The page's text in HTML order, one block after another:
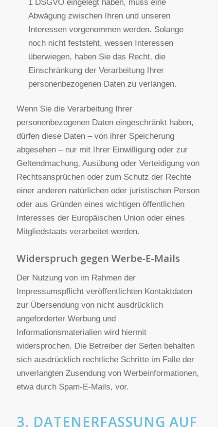
mehr benötigen, Sie sie jedoch zur Ausübung,
Verteidigung oder Geltendmachung von
Rechtsansprüchen benötigen, haben Sie das
Recht, statt der Löschung die Einschränkung
der Verarbeitung Ihrer personenbezogenen
Daten zu verlangen.
Wenn Sie einen Widerspruch nach Art. 21 Abs.
1 DSGVO eingelegt haben, muss eine
Abwägung zwischen Ihren und unseren
Interessen vorgenommen werden. Solange
noch nicht feststeht, wessen Interessen
überwiegen, haben Sie das Recht, die
Einschränkung der Verarbeitung Ihrer
personenbezogenen Daten zu verlangen.
Wenn Sie die Verarbeitung Ihrer
personenbezogenen Daten eingeschränkt haben,
dürfen diese Daten – von ihrer Speicherung
Geltendmachung, Ausübung oder Verteidigung von
Rechtsansprüchen oder zum Schutz der Rechte
einer anderen natürlichen oder juristischen Person
oder aus Gründen eines wichtigen öffentlichen
Interesses der Europäischen Union oder eines
Mitgliedstaats verarbeitet werden.
Widerspruch gegen Werbe-E-Mails
Der Nutzung von im Rahmen der
Impressumspflicht veröffentlichten Kontaktdaten
angeforderter Werbung und